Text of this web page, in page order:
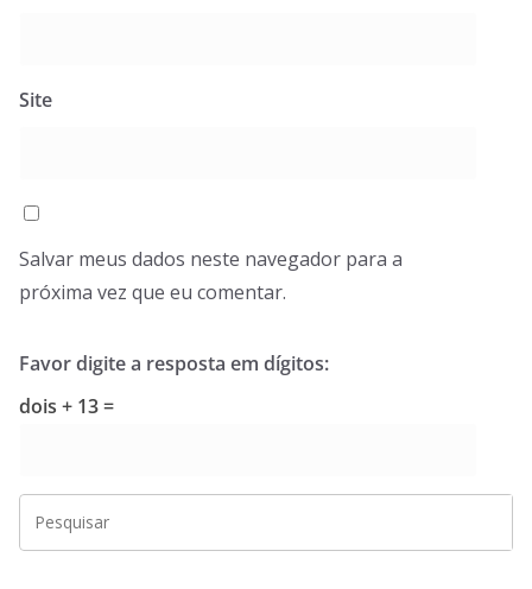
Site
Salvar meus dados neste navegador para a
próxima vez que eu comentar.
Favor digite a resposta em dígitos:
dois + 13 =